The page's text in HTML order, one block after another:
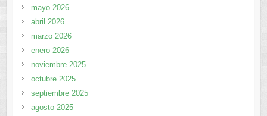
mayo 2026
abril 2026
marzo 2026
enero 2026
noviembre 2025
octubre 2025
septiembre 2025
agosto 2025